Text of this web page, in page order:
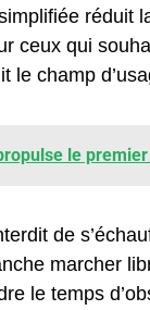
réduit
ceux qui
le champ
le
de
marcher
le temps